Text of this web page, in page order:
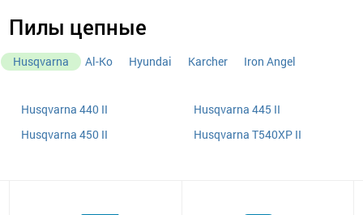
Пилы цепные
Husqvarna Al-Ko Hyundai Karcher Iron Angel
Husqvarna 440 II
Husqvarna 445 II
Husqvarna 450 II
Husqvarna T540XP II